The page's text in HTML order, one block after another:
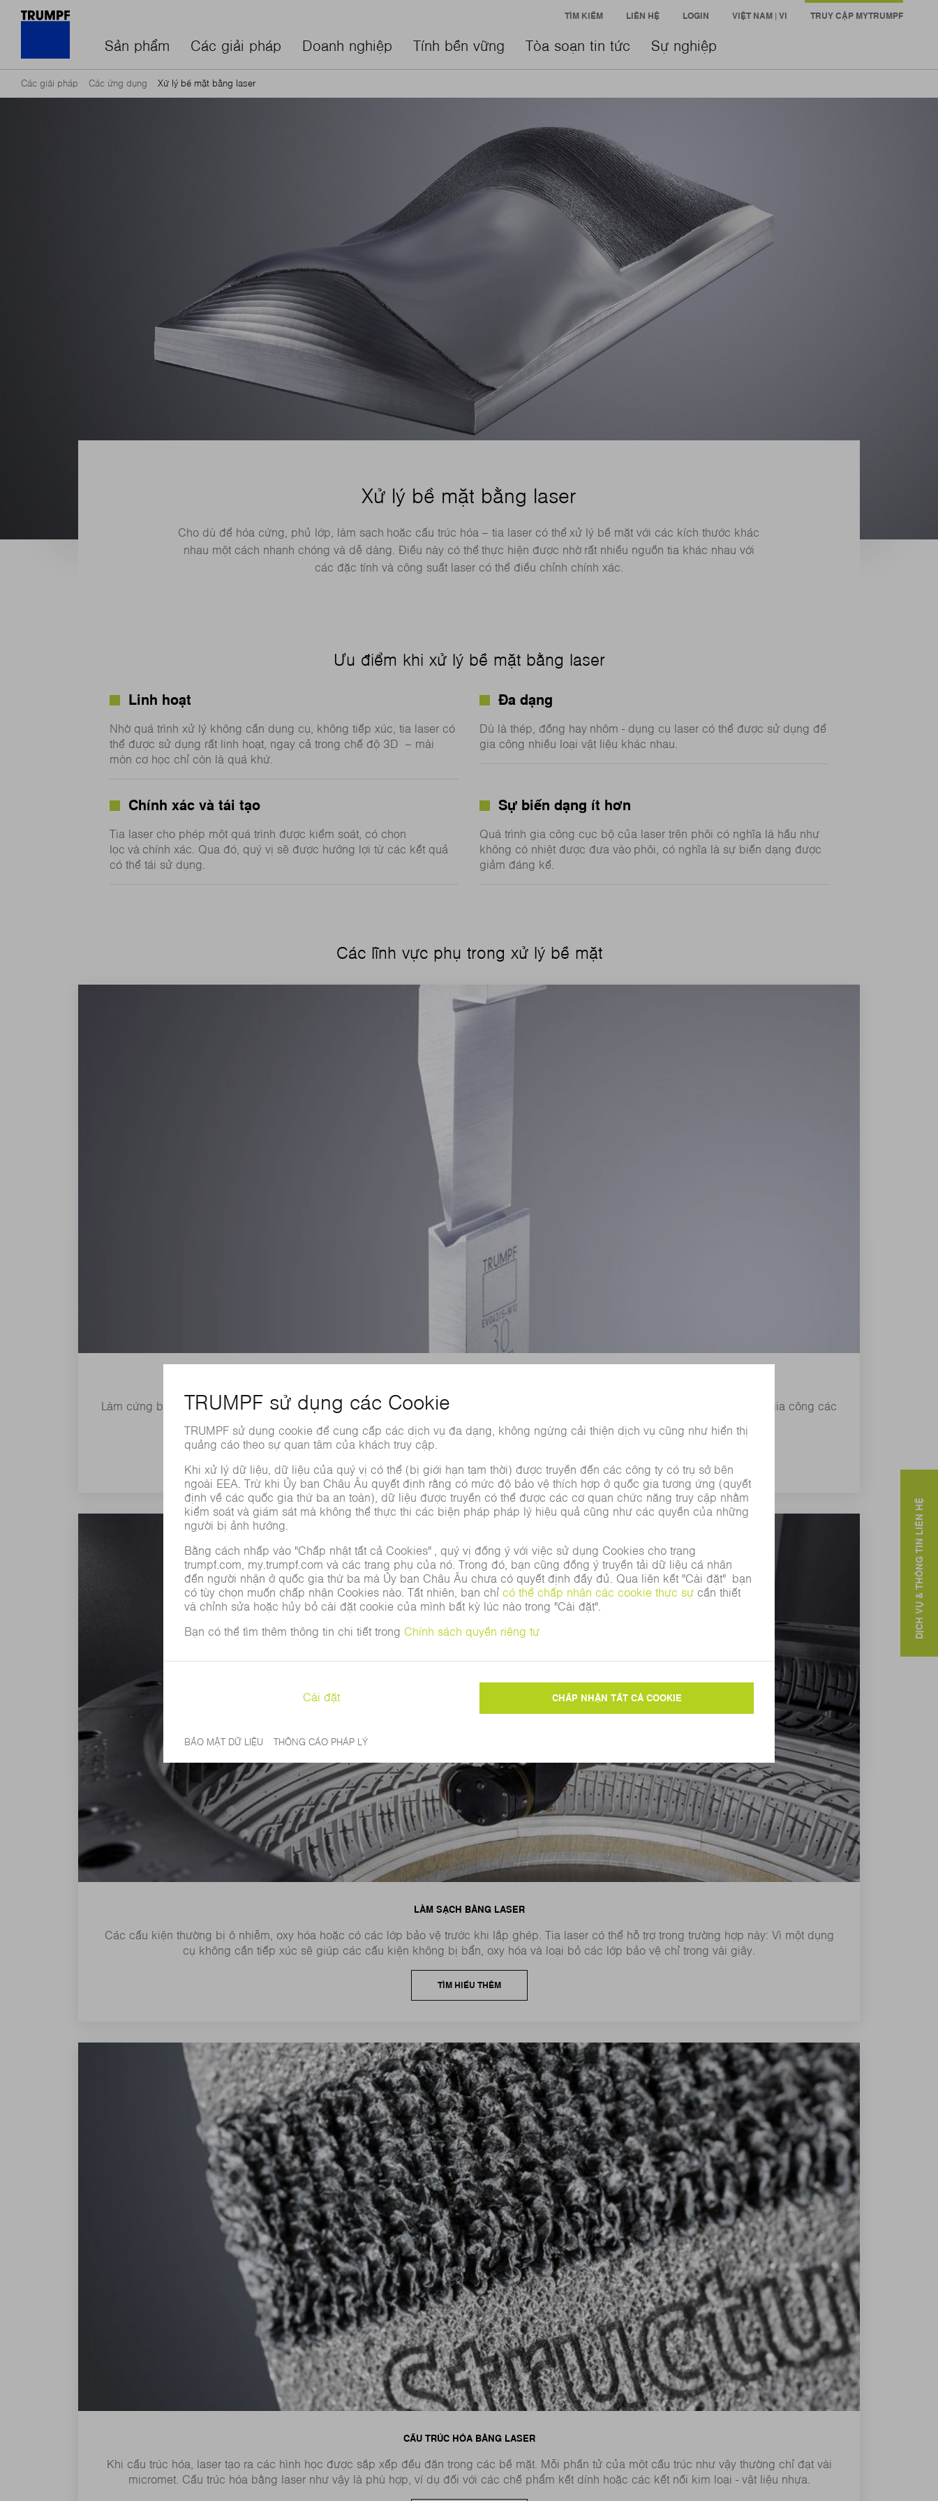
Sản phẩm Các giải pháp Doanh nghiệp Tính bền vững Tòa soạn tin tức Sự nghiệp
TÌM KIẾM LIÊN HỆ LOGIN VIỆT NAM | VI TRUY CẬP MYTRUMPF
Các giải pháp Các ứng dụng Xử lý bề mặt bằng laser
Xử lý bề mặt bằng laser
Cho dù để hóa cứng, phủ lớp, làm sạch hoặc cấu trúc hóa – tia laser có thể xử lý bề mặt với các kích thước khác
nhau một cách nhanh chóng và dễ dàng. Điều này có thể thực hiện được nhờ rất nhiều nguồn tia khác nhau với
các đặc tính và công suất laser có thể điều chỉnh chính xác.
Ưu điểm khi xử lý bề mặt bằng laser
Linh hoạt
Nhờ quá trình xử lý không cần dụng cụ, không tiếp xúc, tia laser có
thể được sử dụng rất linh hoạt, ngay cả trong chế độ 3D – mài
mòn cơ học chỉ còn là quá khứ.
Đa dạng
Dù là thép, đồng hay nhôm - dụng cụ laser có thể được sử dụng để
gia công nhiều loại vật liệu khác nhau.
Chính xác và tái tạo
Tia laser cho phép một quá trình được kiểm soát, có chọn
lọc và chính xác. Qua đó, quý vị sẽ được hưởng lợi từ các kết quả
có thể tái sử dụng.
Sự biến dạng ít hơn
Quá trình gia công cục bộ của laser trên phôi có nghĩa là hầu như
không có nhiệt được đưa vào phôi, có nghĩa là sự biến dạng được
giảm đáng kể.
Các lĩnh vực phụ trong xử lý bề mặt
Làm cứng bằng laser được sử dụng để làm cứng một phần, nhưng cũng phù hợp để làm mềm. Ưu điểm: Thiết bị cũng cho phép gia công các
LÀM SẠCH BẰNG LASER
Các cấu kiện thường bị ô nhiễm, oxy hóa hoặc có các lớp bảo vệ trước khi lắp ghép. Tia laser có thể hỗ trợ trong trường hợp này: Vì một dụng
cụ không cần tiếp xúc sẽ giúp các cấu kiện không bị bẩn, oxy hóa và loại bỏ các lớp bảo vệ chỉ trong vài giây.
TÌM HIỂU THÊM
CẤU TRÚC HÓA BẰNG LASER
Khi cấu trúc hóa, laser tạo ra các hình học được sắp xếp đều đặn trong các bề mặt. Mỗi phần tử của một cấu trúc như vậy thường chỉ đạt vài
micromet. Cấu trúc hóa bằng laser như vậy là phù hợp, ví dụ đối với các chế phẩm kết dính hoặc các kết nối kim loại - vật liệu nhựa.
DỊCH VỤ & THÔNG TIN LIÊN HỆ